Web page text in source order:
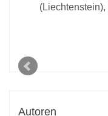
Autoren